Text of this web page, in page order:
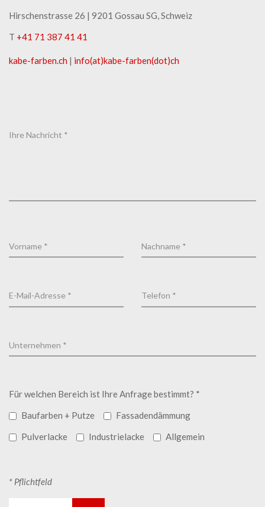
Hirschenstrasse 26 | ​9201 Gossau SG, Schweiz
T +41 71 387 41 41
kabe-​farben.ch | info(at)kabe-​farben(dot)ch
Für welchen Bereich ist Ihre Anfrage bestimmt? *
Baufarben + Putze
Fassadendämmung
Pulverlacke
Industrielacke Allgemein
* Pflichtfeld